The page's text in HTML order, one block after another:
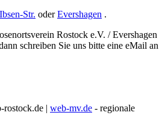
Str. oderEvershagen .
Rostock e.V. / Evershagen
schreiben Sie uns bitte eine eMail an
| web-mv.de - regionale